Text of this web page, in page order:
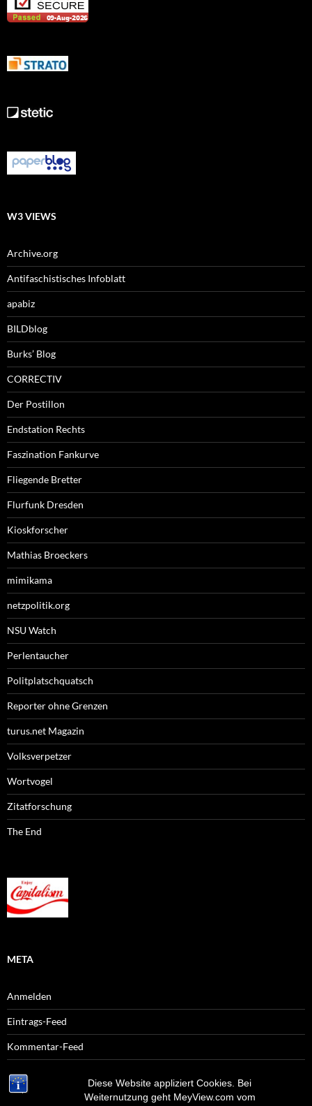
Diese Website appliziert Cookies. Bei
Weiternutzung geht MeyView.com vom
W3 VIEWS
Archive.org
Antifaschistisches Infoblatt
apabiz
BILDblog
Burks’ Blog
CORRECTIV
Der Postillon
Endstation Rechts
Faszination Fankurve
Fliegende Bretter
Flurfunk Dresden
Kioskforscher
Mathias Broeckers
mimikama
netzpolitik.org
NSU Watch
Perlentaucher
Politplatschquatsch
Reporter ohne Grenzen
turus.net Magazin
Volksverpetzer
Wortvogel
Zitatforschung
The End
META
Anmelden
Eintrags-Feed
Kommentar-Feed
WordPress.org